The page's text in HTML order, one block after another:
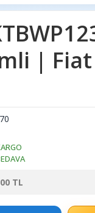
| Fiat
TL